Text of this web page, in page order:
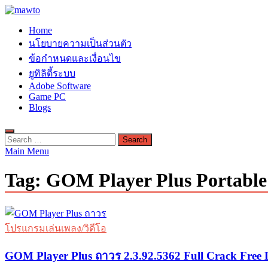
Skip
content
MAWTO
ดาวน์โหลดโปรแกรมฟรี ตัวเต็มถาวร ใหม่ 2023 ไม่ครอบลิงค์
Home
นโยบายความเป็นส่วนตัว
ข้อกำหนดและเงื่อนไข
ยูทิลิตี้ระบบ
Adobe Software
Game PC
Blogs
Search
for:
Main Menu
Tag: GOM Player Plus Portable
โปรแกรมเล่นเพลง/วิดีโอ
GOM Player Plus ถาวร 2.3.92.5362 Full Crack Free